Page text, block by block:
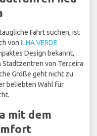
Fahrt suchen, ist
von ILHA VERDE
Design bekannt,
Stadtzentren von Terceira
Größe geht nicht zu
beliebten Wahl für
mit dem